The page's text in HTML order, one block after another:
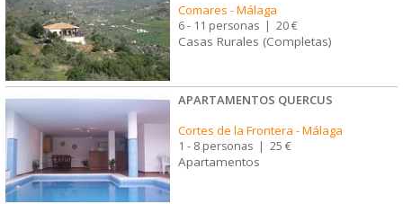
Comares -Málaga
6 - 11 personas | 20 €
Casas Rurales (Completas)
APARTAMENTOS QUERCUS
Cortes de la Frontera -Málaga
1 - 8 personas | 25 €
Apartamentos